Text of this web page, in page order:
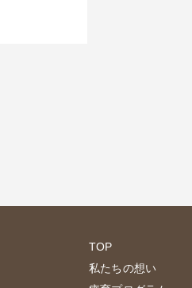
TOP
私たちの想い